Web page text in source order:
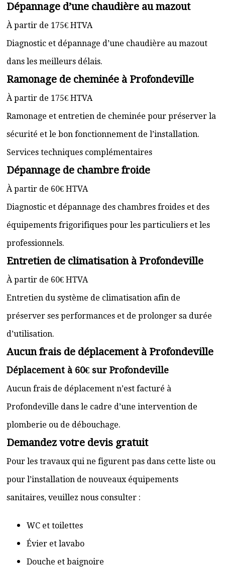
Dépannage d’une chaudière au mazout
À partir de 175€ HTVA
Diagnostic et dépannage d’une chaudière au mazout
dans les meilleurs délais.
Ramonage de cheminée à Profondeville
À partir de 175€ HTVA
Ramonage et entretien de cheminée pour préserver la
sécurité et le bon fonctionnement de l’installation.
Services techniques complémentaires
Dépannage de chambre froide
À partir de 60€ HTVA
Diagnostic et dépannage des chambres froides et des
équipements frigorifiques pour les particuliers et les
professionnels.
Entretien de climatisation à Profondeville
À partir de 60€ HTVA
Entretien du système de climatisation afin de
préserver ses performances et de prolonger sa durée
d’utilisation.
Aucun frais de déplacement à Profondeville
Déplacement à 60€ sur Profondeville
Aucun frais de déplacement n’est facturé à
Profondeville dans le cadre d’une intervention de
plomberie ou de débouchage.
Demandez votre devis gratuit
Pour les travaux qui ne figurent pas dans cette liste ou
pour l’installation de nouveaux équipements
sanitaires, veuillez nous consulter :
WC et toilettes
Évier et lavabo
Douche et baignoire